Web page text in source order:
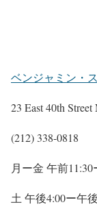
ベンジャミン・
23 East 40th
(212) 338-0818
月ー金 午前11:30
土 午後4:00ー午